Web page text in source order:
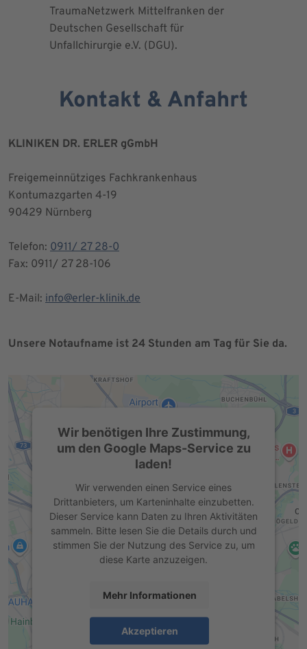
TraumaNetzwerk Mittelfranken der
Deutschen Gesellschaft für
Unfallchirurgie e.V. (DGU).
Kontakt & Anfahrt
KLINIKEN DR. ERLER gGmbH
Freigemeinnütziges Fachkrankenhaus
Kontumazgarten 4-19
90429 Nürnberg
Telefon: 0911/ 27 28-0
Fax: 0911/ 27 28-106
E-Mail: info@erler-klinik.de
Unsere Notaufname ist 24 Stunden am Tag für Sie da.
Wir benötigen Ihre Zustimmung,
um den Google Maps-Service zu
laden!
Wir verwenden einen Service eines
Drittanbieters, um Karteninhalte einzubetten.
Dieser Service kann Daten zu Ihren Aktivitäten
sammeln. Bitte lesen Sie die Details durch und
stimmen Sie der Nutzung des Service zu, um
diese Karte anzuzeigen.
Mehr Informationen
Akzeptieren